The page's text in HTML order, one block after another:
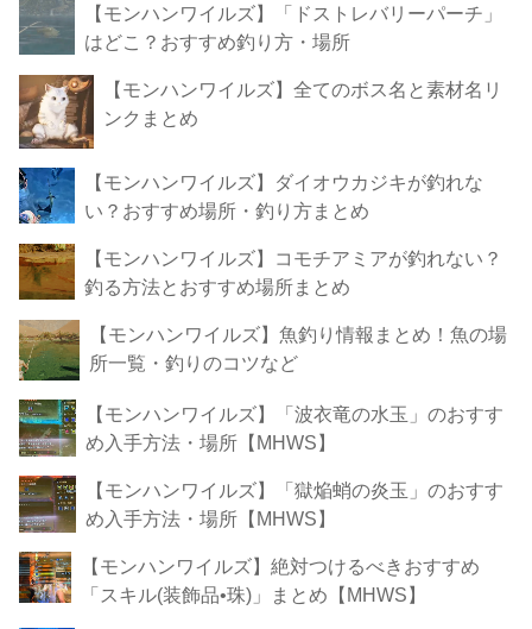
【モンハンワイルズ】「ドストレバリーパーチ」
はどこ？おすすめ釣り方・場所
【モンハンワイルズ】全てのボス名と素材名リ
ンクまとめ
【モンハンワイルズ】ダイオウカジキが釣れな
い？おすすめ場所・釣り方まとめ
【モンハンワイルズ】コモチアミアが釣れない？
釣る方法とおすすめ場所まとめ
【モンハンワイルズ】魚釣り情報まとめ！魚の場
所一覧・釣りのコツなど
【モンハンワイルズ】「波衣竜の水玉」のおすす
め入手方法・場所【MHWS】
【モンハンワイルズ】「獄焔蛸の炎玉」のおすす
め入手方法・場所【MHWS】
【モンハンワイルズ】絶対つけるべきおすすめ
「スキル(装飾品•珠)」まとめ【MHWS】